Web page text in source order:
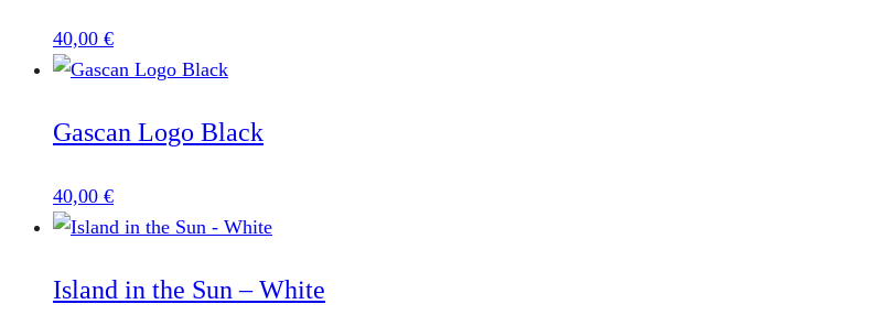
40,00 €
Gascan Logo Black
40,00 €
Island in the Sun – White